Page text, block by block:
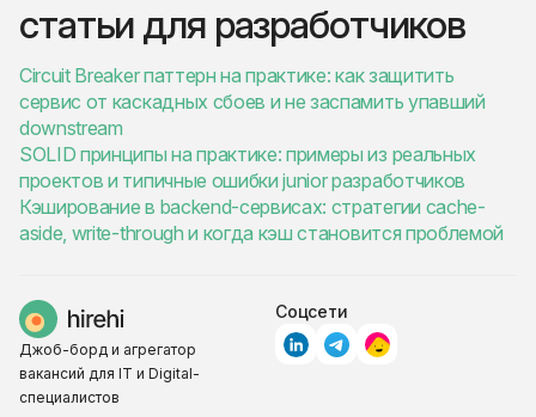
статьи для разработчиков
Circuit Breaker паттерн на практике: как защитить
сервис от каскадных сбоев и не заспамить упавший
downstream
SOLID принципы на практике: примеры из реальных
проектов и типичные ошибки junior разработчиков
Кэширование в backend-сервисах: стратегии cache-
aside, write-through и когда кэш становится проблемой
Джоб-борд и агрегатор
вакансий для IT и Digital-
специалистов
Соцсети